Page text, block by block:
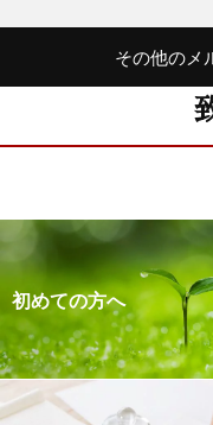
その他のメ
初めての方へ